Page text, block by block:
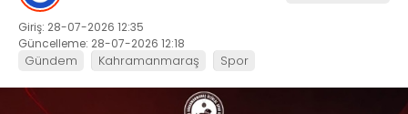
Giriş: 28-07-2026 12:35
Güncelleme: 28-07-2026 12:18
Gündem Kahramanmaraş Spor